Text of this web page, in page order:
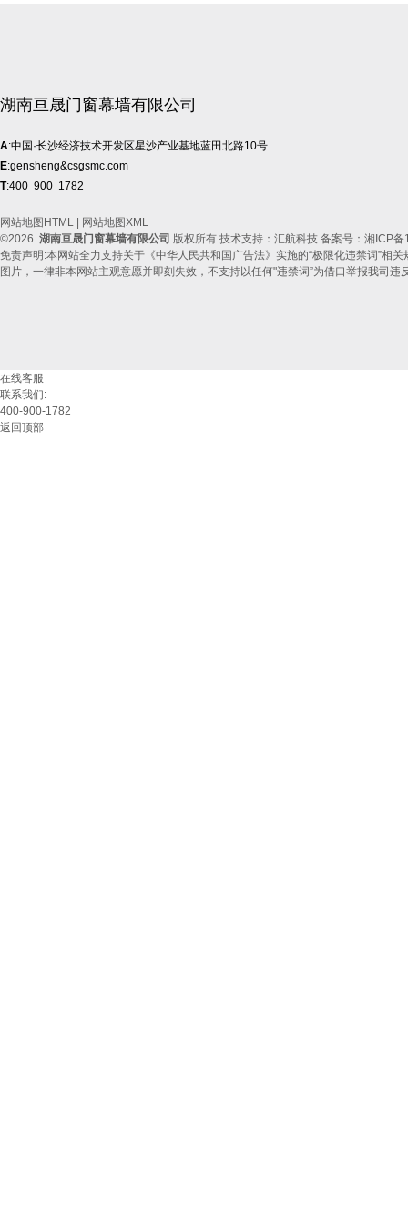
湖南亘晟门窗幕墙有限公司
A:中国·长沙经济技术开发区星沙产业基地蓝田北路10号
E:gensheng&csgsmc.com
T:400 900 1782
网站地图HTML
网站地图XML
©2026 湖南亘晟门窗幕墙有限公司 版权所有 技术支持：汇航科技 备案号： 湘ICP备
免责声明:本网站全力支持关于《中华人民共和国广告法》实施的“极限化违禁词”相
图片，一律非本网站主观意愿并即刻失效，不支持以任何"违禁词”为借口举报我司
在线客服
联系我们:
400-900-1782
返回顶部